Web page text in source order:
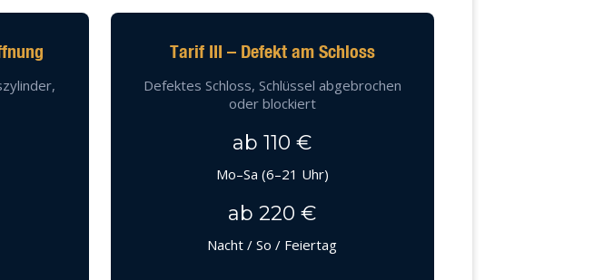
Tarif III – Defekt am Schloss
Defektes Schloss, Schlüssel abgebrochen
oder blockiert
ab 110 €
Mo–Sa (6–21 Uhr)
ab 220 €
Nacht / So / Feiertag